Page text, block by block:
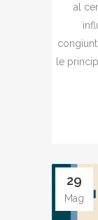
al
le
29
Mag